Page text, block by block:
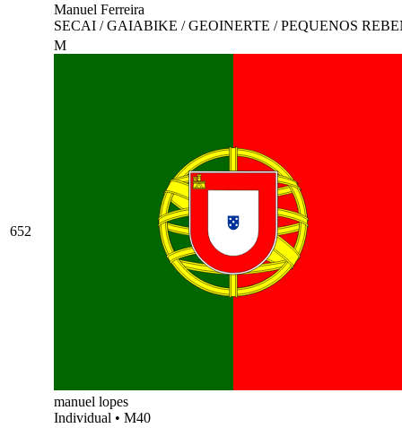
Manuel Ferreira
SECAI / GAIABIKE / GEOINERTE / PEQUENOS
652
M
manuel lopes
Individual • M40